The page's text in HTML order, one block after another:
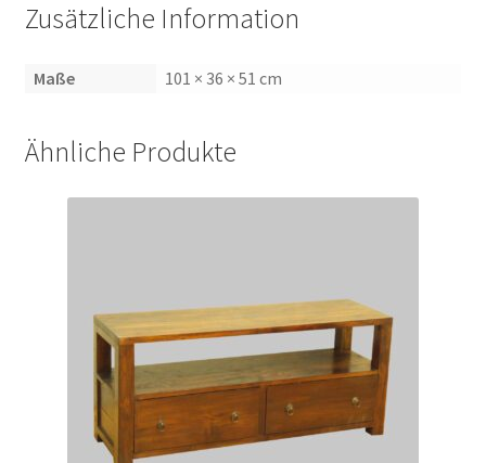
Zusätzliche Information
Maße 101 × 36 × 51 cm
Ähnliche Produkte